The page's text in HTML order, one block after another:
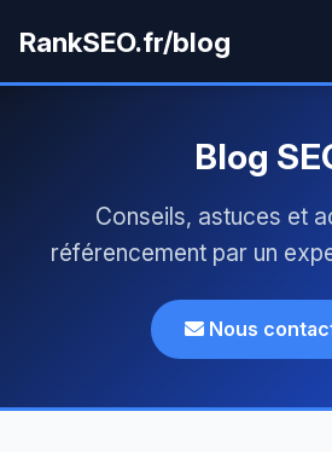
RankSEO.fr/blog
Blog
Conseils, astuces et
référencement par un
Nous